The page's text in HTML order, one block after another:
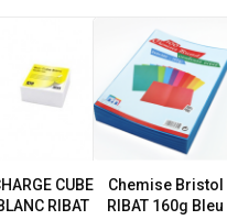
CUBE
RIBAT
Chemise Bristol
RIBAT 160g Bleu